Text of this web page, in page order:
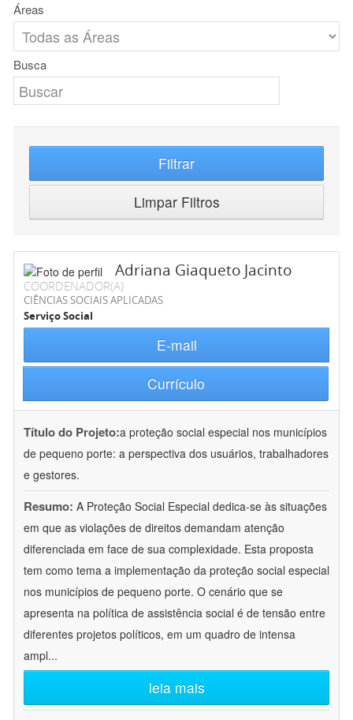
Áreas
Busca
Filtrar
Limpar Filtros
Adriana Giaqueto Jacinto
COORDENADOR(A)
CIÊNCIAS SOCIAIS APLICADAS
Serviço Social
E-mail
Currículo
Título do Projeto:a proteção social especial nos municípios
de pequeno porte: a perspectiva dos usuários, trabalhadores
e gestores.
Resumo: A Proteção Social Especial dedica-se às situações
em que as violações de direitos demandam atenção
diferenciada em face de sua complexidade. Esta proposta
tem como tema a implementação da proteção social especial
nos municípios de pequeno porte. O cenário que se
apresenta na política de assistência social é de tensão entre
diferentes projetos políticos, em um quadro de intensa
ampl...
leia mais